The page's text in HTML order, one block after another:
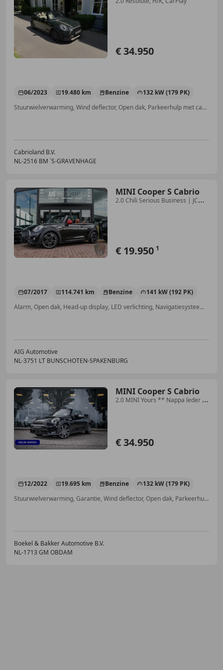
€ 34.950
06/2023 19.480 km Benzine
132 kW (179 PK)
Stuurwielverwarming, Wind deflector, Open dak, Parkeerhulp met camera, Garantie, Navigatiesysteem, Alarm, Airbag bestuurder
Cabrioland B.V.
NL-2516 BM `S-GRAVENHAGE
MINI Cooper S Cabrio
2.0 Chili Serious Business | JCW |
€ 19.950 1
07/2017 114.741 km Benzine
141 kW (192 PK)
Alarm, Open dak, Head-up display, LED verlichting, Navigatiesysteem, Zij-airbags, Stoelverwarming, Bandenspanningscontrole
AIG Automotive
NL-3751 LT BUNSCHOTEN-SPAKENBURG
MINI Cooper S Cabrio
2.0 MINI Yours ** Nappa leder **
€ 34.950
12/2022 19.695 km Benzine
132 kW (179 PK)
Stuurwielverwarming, Garantie, Wind deflector, Open dak, Parkeerhulp met camera, Inductieladen voor smartphones, Alarm, Head-up display
Boekel & Bakker Automotive B.V.
NL-1713 GM OBDAM